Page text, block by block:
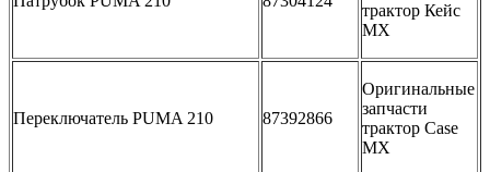
трактор Кейс
МХ
Переключатель PUMA 210 87392866
Оригинальные
запчасти
трактор Case
MX